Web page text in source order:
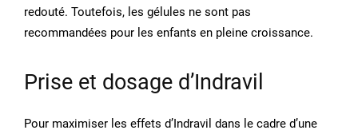
redouté. Toutefois, les gélules ne sont pas
recommandées pour les enfants en pleine croissance.
Prise et dosage d’Indravil
Pour maximiser les effets d’Indravil dans le cadre d’une